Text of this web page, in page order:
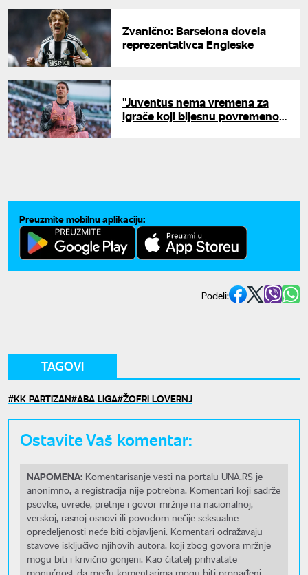
Zvanično: Barselona dovela
reprezentativca Engleske
"Juventus nema vremena za
igrače koji bljesnu povremeno":
Preuzmite mobilnu aplikaciju:
Podeli:
TAGOVI
KK PARTIZAN ABA LIGA ŽOFRI LOVERNJ
Ostavite Vaš komentar:
NAPOMENA: Komentarisanje vesti na portalu UNA.RS je
anonimno, a registracija nije potrebna. Komentari koji sadrže
psovke, uvrede, pretnje i govor mržnje na nacionalnoj,
verskoj, rasnoj osnovi ili povodom nečije seksualne
opredeljenosti neće biti objavljeni. Komentari odražavaju
stavove isključivo njihovih autora, koji zbog govora mržnje
mogu biti i krivično gonjeni. Kao čitatelj prihvatate